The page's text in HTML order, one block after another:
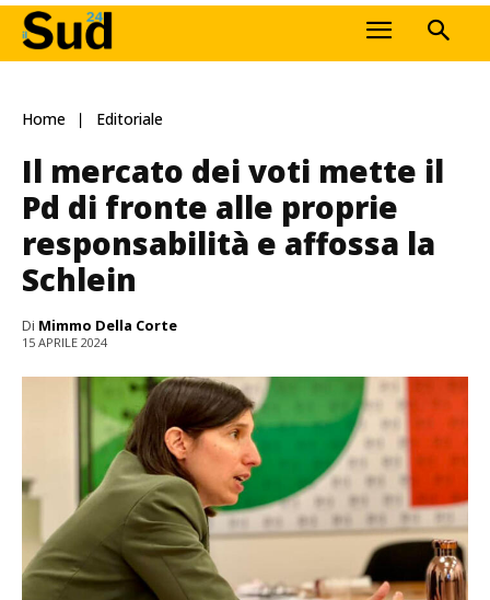
Home Editoriale
Il mercato dei voti mette il
Pd di fronte alle proprie
responsabilità e affossa la
Schlein
Di Mimmo Della Corte
15 APRILE 2024